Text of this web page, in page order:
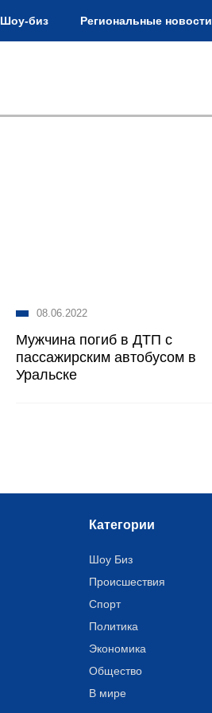
Шоу-биз Региональные новости
08.06.2022
Мужчина погиб в ДТП с
пассажирским автобусом в
Уральске
Категории
Шоу Биз
Происшествия
Спорт
Политика
Экономика
Общество
В мире